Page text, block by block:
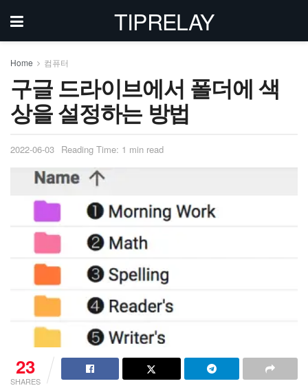
TIPRELAY
Home 컴퓨터
구글 드라이브에서 폴더에 색
상을 설정하는 방법
2022-06-03 Reading Time: 1 min read
23
SHARES